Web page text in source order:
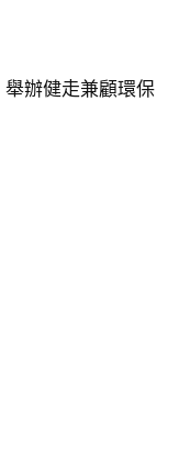
辦健走兼顧環保